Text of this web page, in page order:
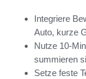
Integriere
Auto, kurze
Nutze
summieren
Setze feste